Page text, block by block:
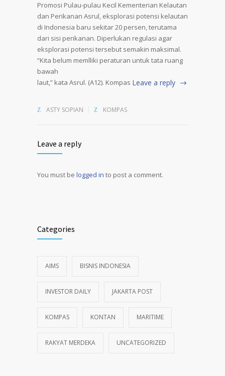
Promosi Pulau-pulau Kecil Kementerian Kelautan
dan Perikanan Asrul, eksplorasi potensi kelautan
di Indonesia baru sekitar 20 persen, terutama
dari sisi perikanan. Diperlukan regulasi agar
eksplorasi potensi tersebut semakin maksimal.
“Kita belum memlliki peraturan untuk tata ruang
bawah
laut,” kata Asrul. (A12). Kompas Leave a reply
ASTY SOPIAN KOMPAS
Leave a reply
You must be logged in to post a comment.
Categories
AIMS BISNIS INDONESIA
INVESTOR DAILY JAKARTA POST
KOMPAS KONTAN MARITIME
RAKYAT MERDEKA UNCATEGORIZED